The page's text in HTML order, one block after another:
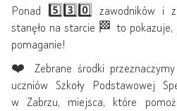
Ponad 5️⃣3️⃣0️⃣ zawodników i
stanęło na starcie 🏁 to
pomaganie!
❤️ Zebrane środki
uczniów Szkoły Podstawowej
w Zabrzu, miejsca, które